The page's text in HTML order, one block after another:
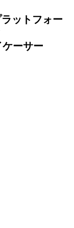
ットフォー
ケーサー